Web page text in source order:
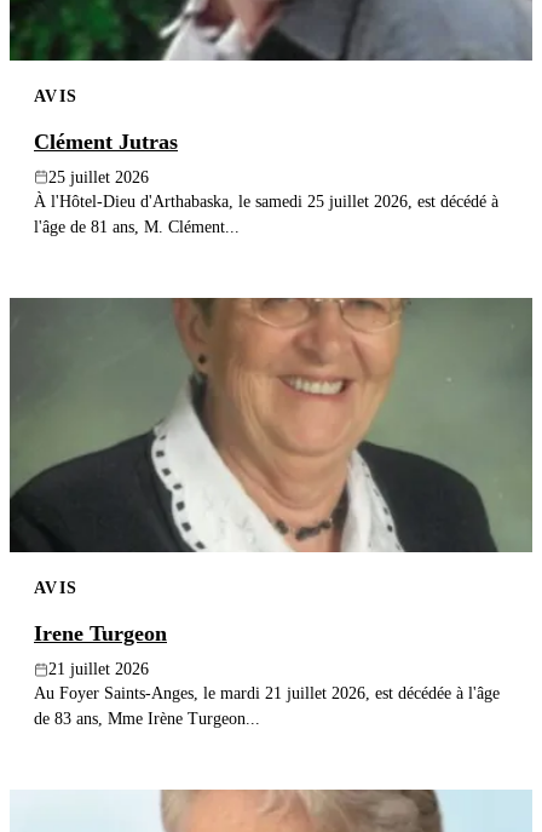
AVIS
Clément Jutras
25 juillet 2026
À l'Hôtel-Dieu d'Arthabaska, le samedi 25 juillet 2026, est décédé à
l'âge de 81 ans, M. Clément...
AVIS
Irene Turgeon
21 juillet 2026
Au Foyer Saints-Anges, le mardi 21 juillet 2026, est décédée à l'âge
de 83 ans, Mme Irène Turgeon...